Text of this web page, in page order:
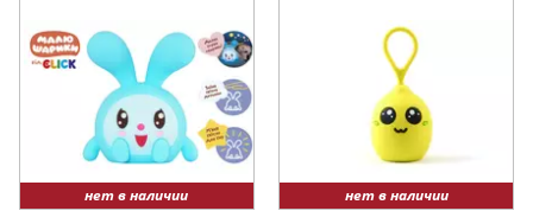
Цена ▲
нет в наличии
нет в наличии